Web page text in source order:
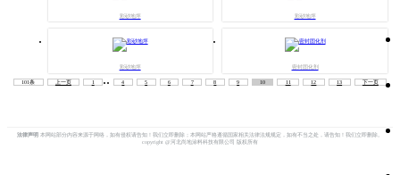
彩砂地坪 彩砂地坪
彩砂地坪 密封固化剂
101条 上一页 1 .. 4 5 6 7 8 9 10 11 12 13 下一页
法律声明 本网站部分内容来源于网络，如有侵权请告知！我们立即删除；本网站严格遵循国家相关法律法规规定，如有不当之处，请告知！我们立即删除。
copyright @河北尚地涂料科技有限公司 版权所有